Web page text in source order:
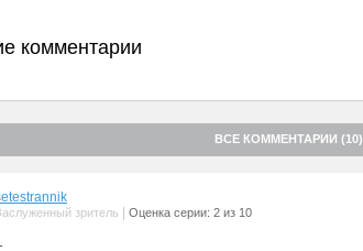
комментарии
ВСЕ КОММЕНТАРИИ (10)
зритель Оценка серии: 2 из 10